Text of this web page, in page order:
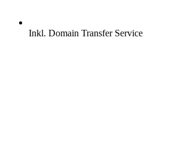
Inkl. Domain Transfer Service